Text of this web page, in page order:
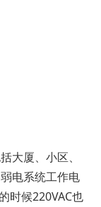
大厦、小区、
电系统工作电
时候220VAC也